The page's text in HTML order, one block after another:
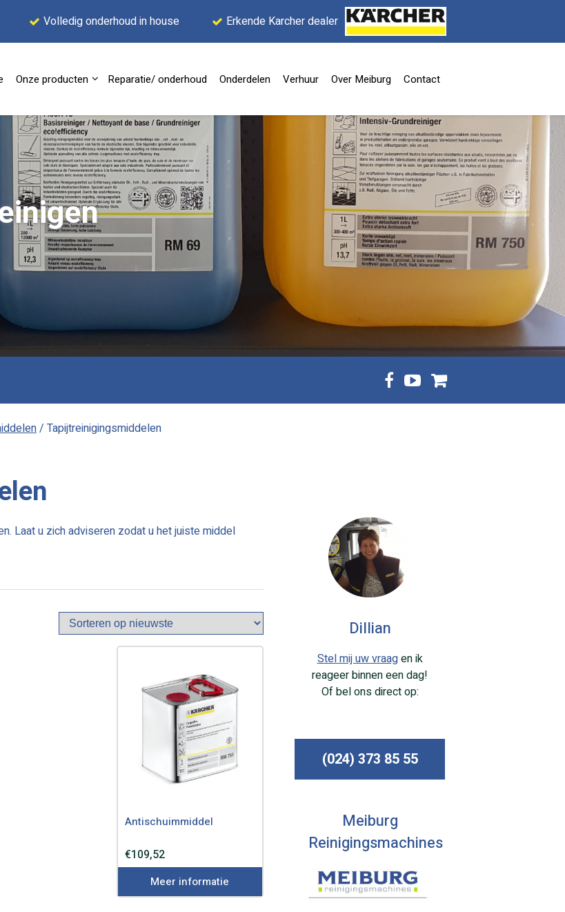
Volledig onderhoud in house Erkende Karcher dealer
Onze producten Reparatie/ onderhoud Onderdelen Verhuur Over Meiburg Contact
/ Tapijtreinigingsmiddelen
Laat u zich adviseren zodat u het juiste middel
Antischuimmiddel
€109,52
Meer informatie
Dillian
Stel mij uw vraagen ik
reageer binnen een dag!
Of bel ons direct op:
(024) 373 85 55
Meiburg
Reinigingsmachines